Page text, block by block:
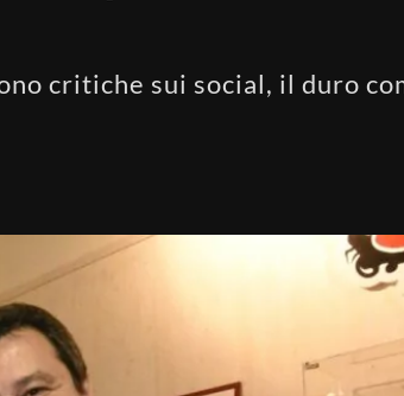
critiche sui social, il duro